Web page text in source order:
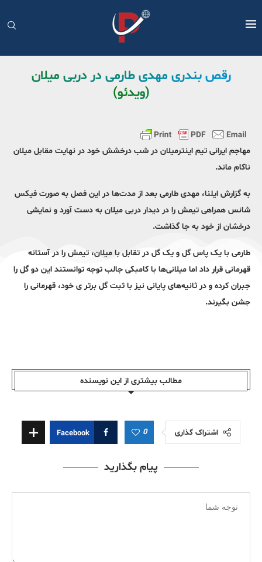
رقص بندری مهدی طارمی در دربی میلان
(ویدئو)
مهاجم ایرانی تیم اینترمیلان در شب درخشش خود در نهایت مقابل میلان
ناکام ماند.
به گزارش ایلنا، مهدی طارمی بعد از مدت‌ها در این فصل به صورت فیکس
شانس همراهی تیمش را در دیدار دربی میلان به دست آورد و نمایشی
درخشان از خود به جا گذاشت.
طارمی با یک پاس گل و یک گل در تقابل با میلان، تیمش را در آستانه
قهرمانی قرار داد اما میلانی‌ها با کامبکی جالب توجه توانستند این دو گل را
جبران کرده و در ثانیه‌های پایانی نیز با ثبت گل برتر ی خود، قهرمانی را
جشن بگیرند.
مطالب بیشتری از این نویسندە
اشتراک گذاری 0
Facebook
پیام بگذارید